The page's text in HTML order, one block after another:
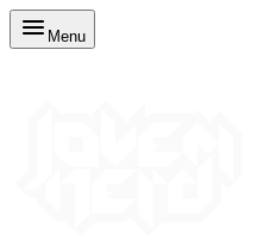
Menu